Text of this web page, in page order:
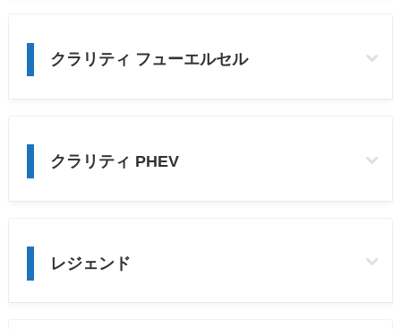
クラリティ フューエルセル
クラリティ PHEV
レジェンド